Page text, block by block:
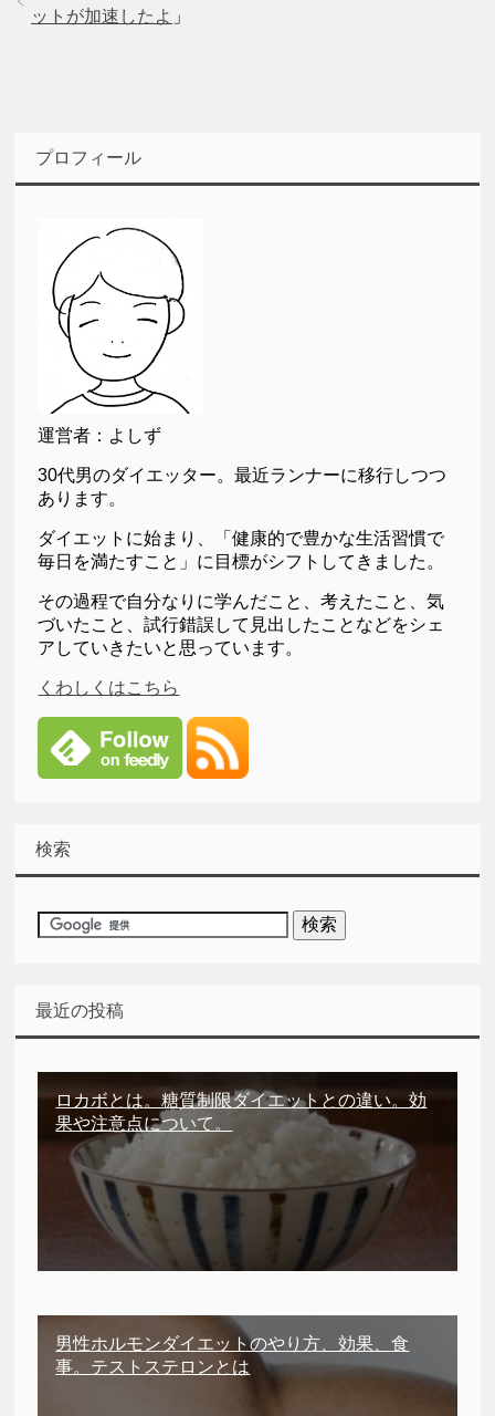
ットが加速したよ 」
プロフィール
運営者：よしず
30代男のダイエッター。最近ランナーに移行しつつ
あります。
ダイエットに始まり、「健康的で豊かな生活習慣で
毎日を満たすこと」に目標がシフトしてきました。
その過程で自分なりに学んだこと、考えたこと、気
づいたこと、試行錯誤して見出したことなどをシェ
アしていきたいと思っています。
くわしくはこちら
検索
最近の投稿
ロカボとは。糖質制限ダイエットとの違い。効
果や注意点について。
男性ホルモンダイエットのやり方、効果、食
事。テストステロンとは